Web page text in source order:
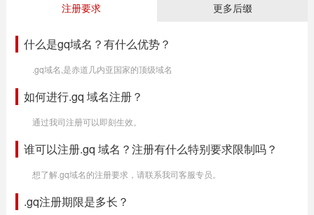
注册要求 更多后缀
什么是gq域名？有什么优势？
.gq域名,是赤道几内亚国家的顶级域名
如何进行.gq 域名注册？
通过我司注册可以即刻生效。
谁可以注册.gq 域名？注册有什么特别要求限制吗？
想了解.gq域名的注册要求，请联系我司客服专员。
.gq注册期限是多长？